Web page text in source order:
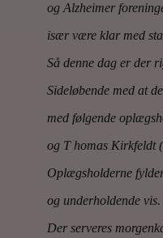
og Alzheimer
især være klar med
Så denne dag er der
Sideløbende med at
med følgende
og T homas Kirkfeldt
Oplægsholderne
og underholdende vis.
Der serveres